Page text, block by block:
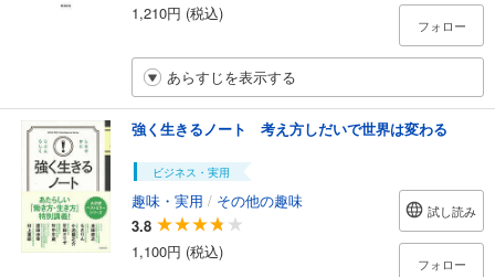
1,210円 (税込)
フォロー
あらすじを表示する
強く生きるノート 考え方しだいで世界は変わる
ビジネス・実用
趣味・実用 / その他の趣味
3.8
1,100円 (税込)
試し読み
フォロー